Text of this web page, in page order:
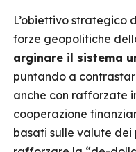
L’obiettivo strategico
forze geopolitiche
arginare il sistema
puntando a
anche con rafforzate
cooperazione
basati sulle valute dei